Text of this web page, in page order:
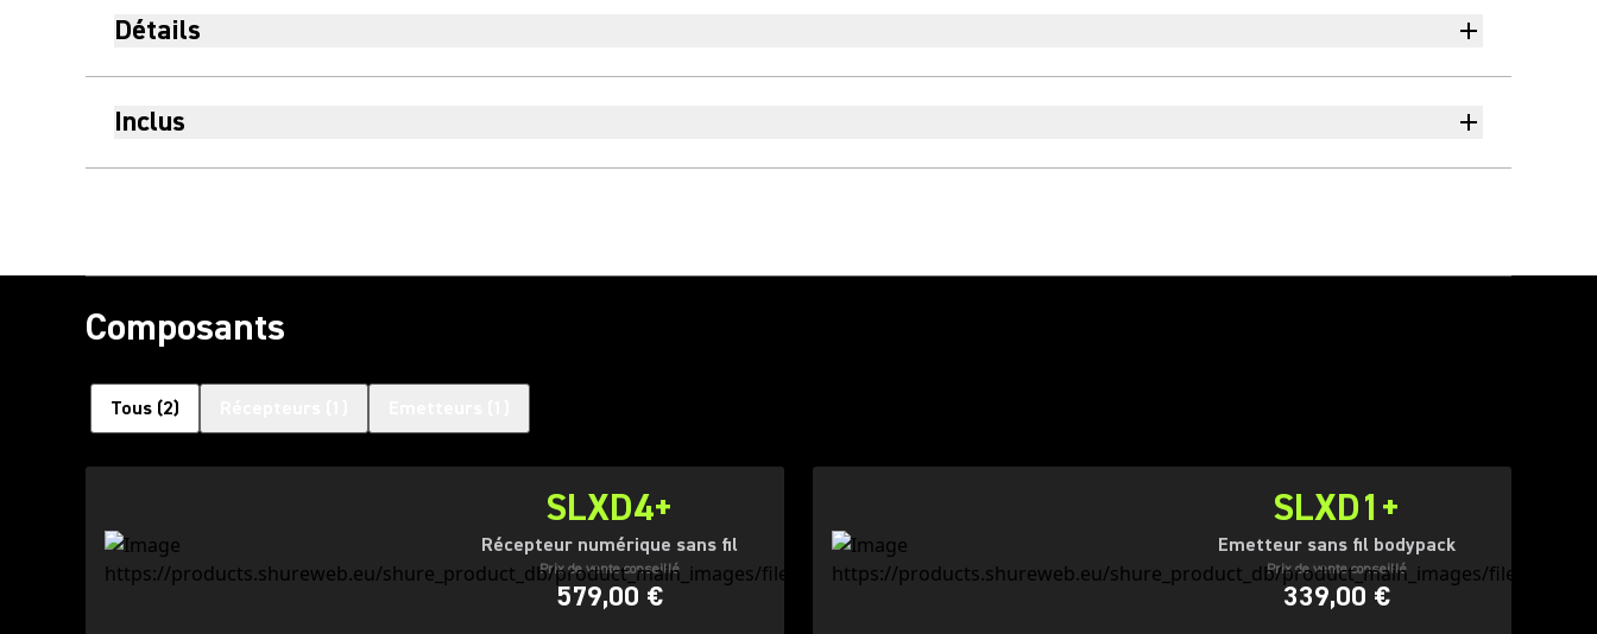
Détails
Inclus
Composants
Tous (2)
SLXD4+
Récepteur numérique sans fil
Prix de vente conseillé
579,00 €
SLXD1+
Emetteur sans fil bodypack
Prix de vente conseillé
339,00 €